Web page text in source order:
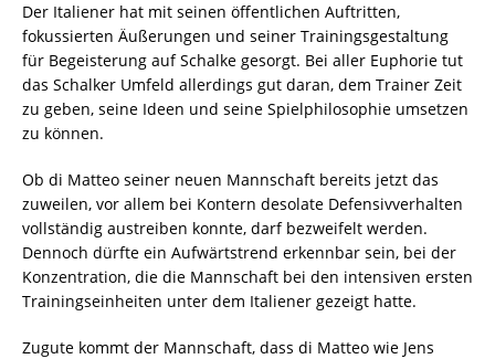
Der Italiener hat mit seinen öffentlichen Auftritten,
fokussierten Äußerungen und seiner Trainingsgestaltung
für Begeisterung auf Schalke gesorgt. Bei aller Euphorie tut
das Schalker Umfeld allerdings gut daran, dem Trainer Zeit
zu geben, seine Ideen und seine Spielphilosophie umsetzen
zu können.
Ob di Matteo seiner neuen Mannschaft bereits jetzt das
zuweilen, vor allem bei Kontern desolate Defensivverhalten
vollständig austreiben konnte, darf bezweifelt werden.
Dennoch dürfte ein Aufwärtstrend erkennbar sein, bei der
Konzentration, die die Mannschaft bei den intensiven ersten
Trainingseinheiten unter dem Italiener gezeigt hatte.
Zugute kommt der Mannschaft, dass di Matteo wie Jens